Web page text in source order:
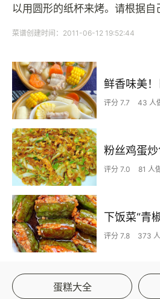
以用圆形的纸杯来烤。请根据自
菜谱创建时间：2011-06-12 19:52:44
评分 7.7 43 人
评分 7.0 81 人
评分 7.8 373
蛋糕大全